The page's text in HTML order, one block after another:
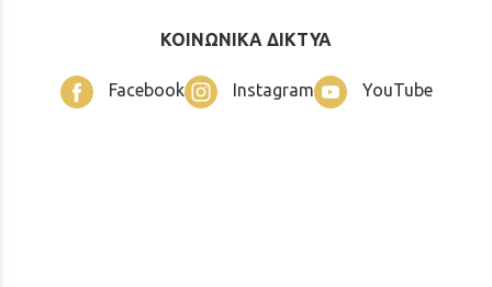
ΚΟΙΝΩΝΙΚΑ ΔΙΚΤΥΑ
Facebook Instagram YouTube